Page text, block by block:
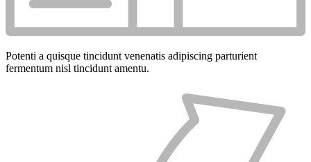
Potenti a quisque tincidunt venenatis adipiscing parturient
fermentum nisl tinciduntamentu.